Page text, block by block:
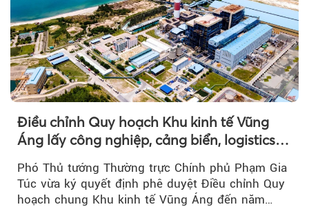
Điều chỉnh Quy hoạch Khu kinh tế Vũng
Áng lấy công nghiệp, cảng biển, logistics
Phó Thủ tướng Thường trực Chính phủ Phạm Gia
Túc vừa ký quyết định phê duyệt Điều chỉnh Quy
hoạch chung Khu kinh tế Vũng Áng đến năm